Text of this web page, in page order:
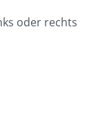
oder rechts